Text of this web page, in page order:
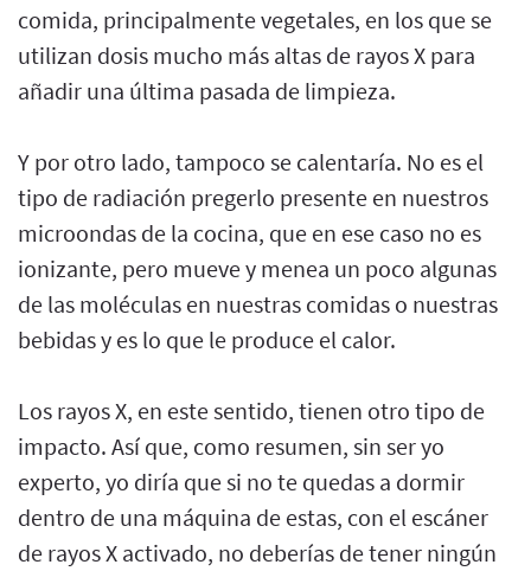
comida, principalmente vegetales, en los que se
utilizan dosis mucho más altas de rayos X para
añadir una última pasada de limpieza.
Y por otro lado, tampoco se calentaría. No es el
tipo de radiación pregerlo presente en nuestros
microondas de la cocina, que en ese caso no es
ionizante, pero mueve y menea un poco algunas
de las moléculas en nuestras comidas o nuestras
bebidas y es lo que le produce el calor.
Los rayos X, en este sentido, tienen otro tipo de
impacto. Así que, como resumen, sin ser yo
experto, yo diría que si no te quedas a dormir
dentro de una máquina de estas, con el escáner
de rayos X activado, no deberías de tener ningún